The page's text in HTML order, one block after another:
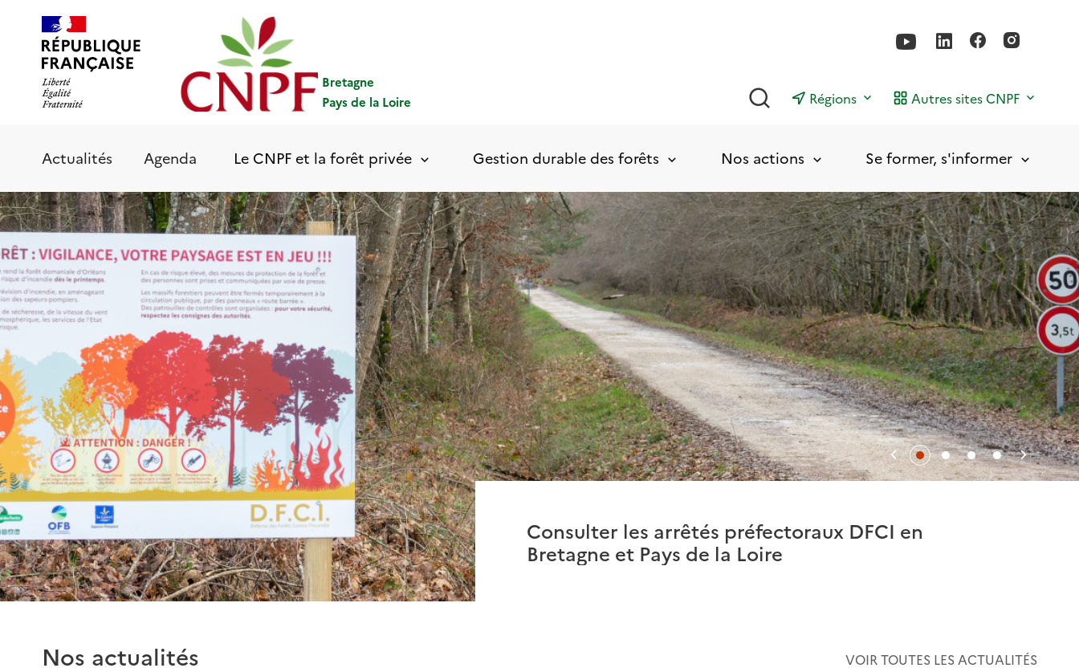
contenu
principal
Bretagne
Pays de la Loire
Rechercher
Régions Autres sites CNPF
Actualités Agenda Le CNPF et la forêt privée Gestion durable des forêts Nos actions Se former, s'informer
Voir l'info
Consulter les arrêtés préfectoraux DFCI en
Bretagne et Pays de la Loire
Précédent
Nos actualités VOIR TOUTES LES ACTUALITÉS